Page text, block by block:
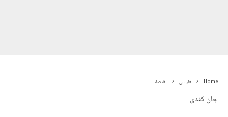
Home فارسی اقتصاد
جان کندی